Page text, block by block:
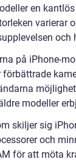
en
varierar
och
på iPhone-
förbättrade
modeller
skiljer sig
och
för att möta